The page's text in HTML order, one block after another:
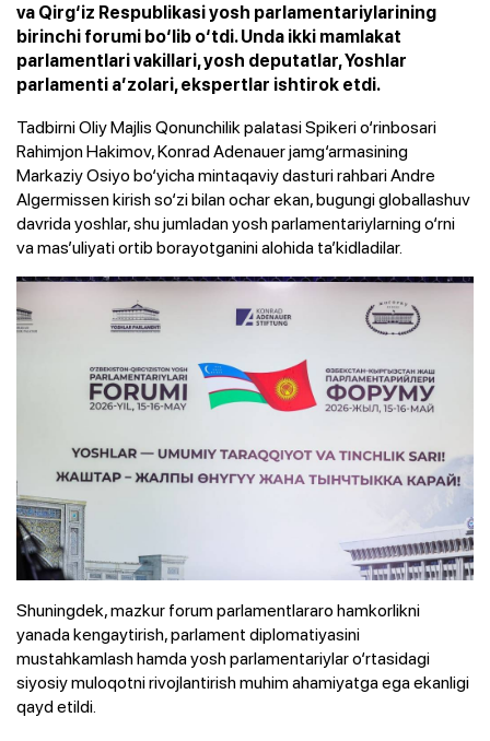
va Qirg‘iz Respublikasi yosh parlamentariylarining
birinchi forumi bo‘lib o‘tdi. Unda ikki mamlakat
parlamentlari vakillari, yosh deputatlar, Yoshlar
parlamenti a’zolari, ekspertlar ishtirok etdi.
Tadbirni Oliy Majlis Qonunchilik palatasi Spikeri o‘rinbosari
Rahimjon Hakimov, Konrad Adenauer jamg‘armasining
Markaziy Osiyo bo‘yicha mintaqaviy dasturi rahbari Andre
Algermissen kirish so‘zi bilan ochar ekan, bugungi globallashuv
davrida yoshlar, shu jumladan yosh parlamentariylarning o‘rni
va mas’uliyati ortib borayotganini alohida ta’kidladilar.
Shuningdek, mazkur forum parlamentlararo hamkorlikni
yanada kengaytirish, parlament diplomatiyasini
mustahkamlash hamda yosh parlamentariylar o‘rtasidagi
siyosiy muloqotni rivojlantirish muhim ahamiyatga ega ekanligi
qayd etildi.